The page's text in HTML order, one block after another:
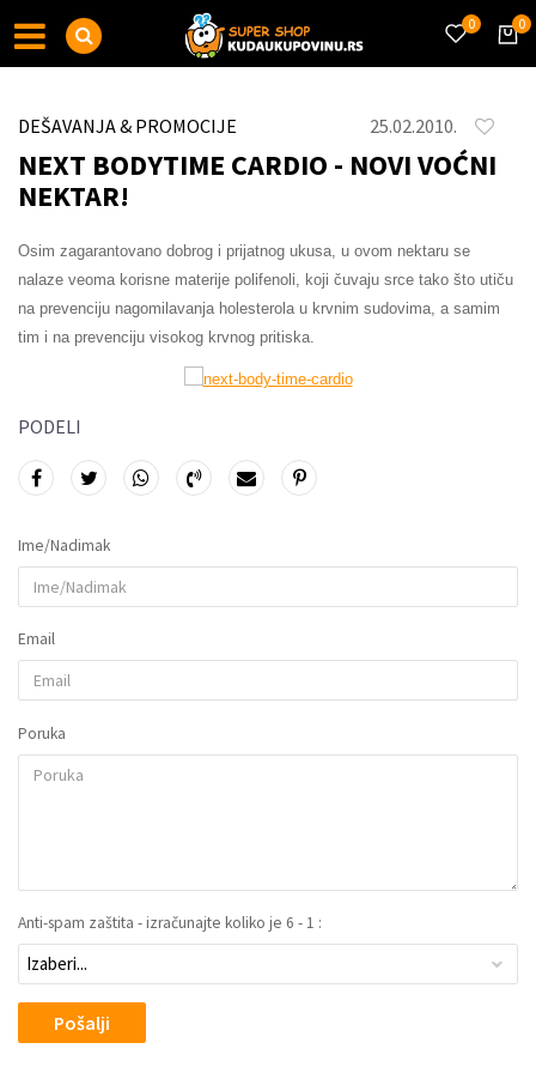
0
0
DEŠAVANJA & PROMOCIJE 25.02.2010.
NEXT BODYTIME CARDIO - NOVI VOĆNI
NEKTAR!
Osim zagarantovano dobrog i prijatnog ukusa, u ovom nektaru se
nalaze veoma korisne materije polifenoli, koji čuvaju srce tako što utiču
na prevenciju nagomilavanja holesterola u krvnim sudovima, a samim
tim i na prevenciju visokog krvnog pritiska.
PODELI
Ime/Nadimak
Email
Poruka
Anti-spam zaštita - izračunajte koliko je 6 - 1 :
Pošalji